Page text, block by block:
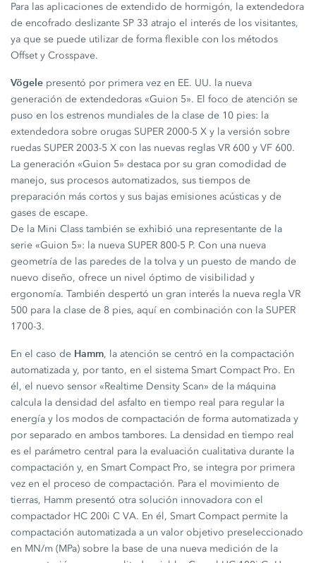
Para las aplicaciones de extendido de hormigón, la extendedora
de encofrado deslizante SP 33 atrajo el interés de los visitantes,
ya que se puede utilizar de forma flexible con los métodos
Offset y Crosspave.
Vögele presentó por primera vez en EE. UU. la nueva
generación de extendedoras «Guion 5». El foco de atención se
puso en los estrenos mundiales de la clase de 10 pies: la
extendedora sobre orugas SUPER 2000-5 X y la versión sobre
ruedas SUPER 2003-5 X con las nuevas reglas VR 600 y VF 600.
La generación «Guion 5» destaca por su gran comodidad de
manejo, sus procesos automatizados, sus tiempos de
preparación más cortos y sus bajas emisiones acústicas y de
gases de escape.
De la Mini Class también se exhibió una representante de la
serie «Guion 5»: la nueva SUPER 800-5 P. Con una nueva
geometría de las paredes de la tolva y un puesto de mando de
nuevo diseño, ofrece un nivel óptimo de visibilidad y
ergonomía. También despertó un gran interés la nueva regla VR
500 para la clase de 8 pies, aquí en combinación con la SUPER
1700-3.
En el caso de Hamm, la atención se centró en la compactación
automatizada y, por tanto, en el sistema Smart Compact Pro. En
él, el nuevo sensor «Realtime Density Scan» de la máquina
calcula la densidad del asfalto en tiempo real para regular la
energía y los modos de compactación de forma automatizada y
por separado en ambos tambores. La densidad en tiempo real
es el parámetro central para la evaluación cualitativa durante la
compactación y, en Smart Compact Pro, se integra por primera
vez en el proceso de compactación. Para el movimiento de
tierras, Hamm presentó otra solución innovadora con el
compactador HC 200i C VA. En él, Smart Compact permite la
compactación automatizada a un valor objetivo preseleccionado
en MN/m (MPa) sobre la base de una nueva medición de la